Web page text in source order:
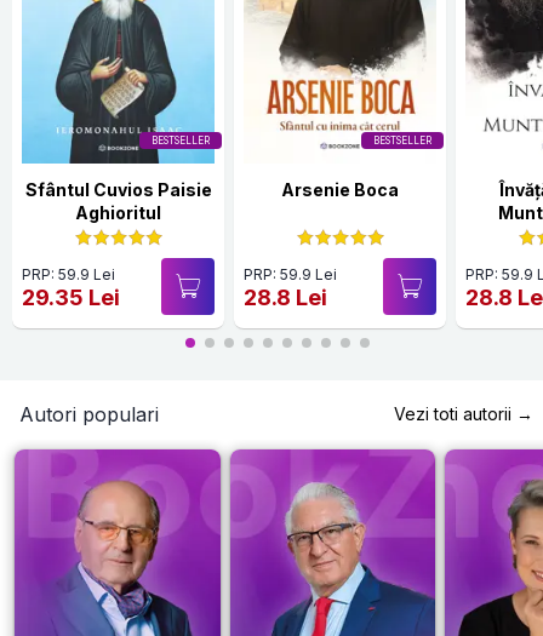
BESTSELLER
Sfântul Cuvios Paisie
Aghioritul
PRP: 59.9 Lei
29.35 Lei
BESTSELLER
Arsenie Boca
PRP: 59.9 Lei
28.8 Lei
PRP: 59.9
28.8
Autori populari Vezi toti autorii →